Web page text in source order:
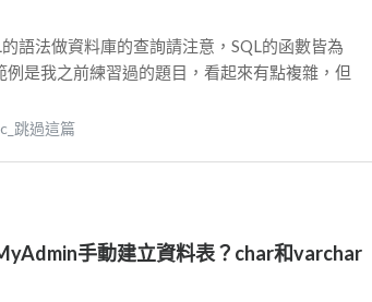
語法做資料庫的查詢請注意，SQL的函數皆為
例是我之前練習過的題目，看起來有點複雜，但
跳過這篇
手動建立資料表？char和varchar